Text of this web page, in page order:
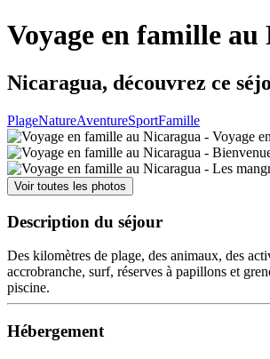
Voyage en famille au
Nicaragua, découvrez ce
PlageNatureAventureSportFamille
Voir toutes les photos
Description du séjour
Des kilomètres de plage, des animaux, des
accrobranche, surf, réserves à papillons et
piscine.
Hébergement